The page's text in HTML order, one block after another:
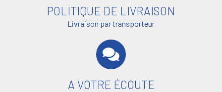
POLITIQUE DE LIVRAISON
Livraison par transporteur
A VOTRE ÉCOUTE